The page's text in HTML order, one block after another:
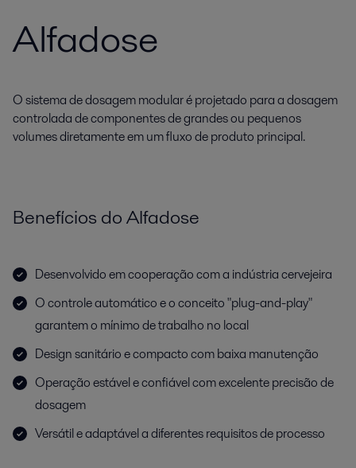
Alfadose
O sistema de dosagem modular é projetado para a dosagem
controlada de componentes de grandes ou pequenos
volumes diretamente em um fluxo de produto principal.
Benefícios do Alfadose
Desenvolvido em cooperação com a indústria cervejeira
O controle automático e o conceito "plug-and-play"
garantem o mínimo de trabalho no local
Design sanitário e compacto com baixa manutenção
Operação estável e confiável com excelente precisão de
dosagem
Versátil e adaptável a diferentes requisitos de processo